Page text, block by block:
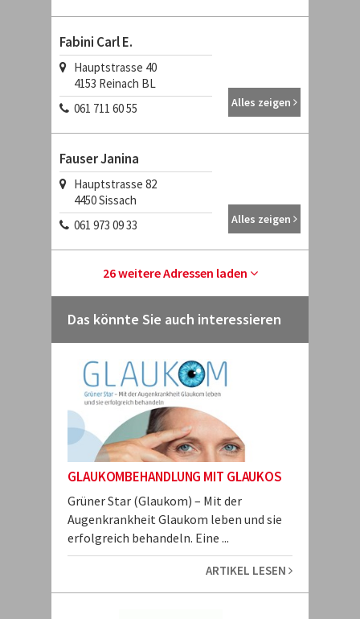
Fabini Carl E.
Hauptstrasse 40
4153 Reinach BL
061 711 60 55
Alles zeigen
Fauser Janina
Hauptstrasse 82
4450Sissach
061 973 09 33
Alles zeigen
26 weitere Adressen laden
Das könnte Sie auch interessieren
GLAUKOMBEHANDLUNG MIT GLAUKOS
Grüner Star (Glaukom) – Mit der
Augenkrankheit Glaukom leben und sie
erfolgreich behandeln. Eine ...
ARTIKEL LESEN